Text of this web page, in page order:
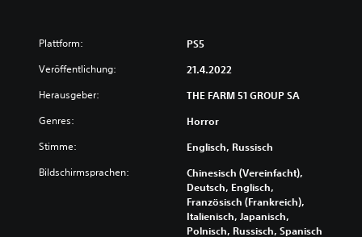
Plattform: PS5
Veröffentlichung: 21.4.2022
Herausgeber: THE FARM 51 GROUP SA
Genres: Horror
Stimme: Englisch, Russisch
Bildschirmsprachen:
Chinesisch (Vereinfacht),
Deutsch, Englisch,
Französisch (Frankreich),
Italienisch, Japanisch,
Polnisch, Russisch, Spanisch